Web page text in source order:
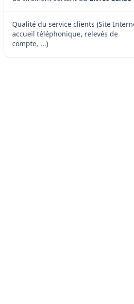
Qualité du service clients (Site
accueil téléphonique, relevés de
compte, ...)